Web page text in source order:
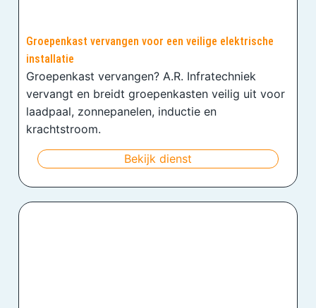
Groepenkast vervangen voor een veilige elektrische
installatie
Groepenkast vervangen? A.R. Infratechniek
vervangt en breidt groepenkasten veilig uit voor
laadpaal, zonnepanelen, inductie en
krachtstroom.
Bekijk dienst